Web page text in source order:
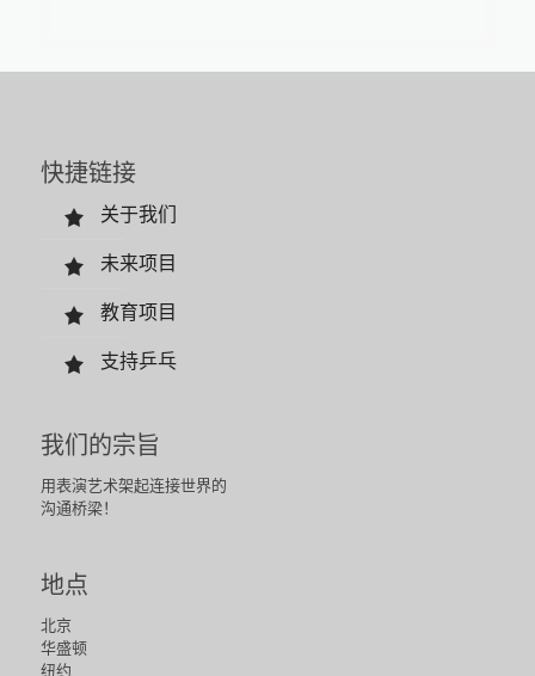
快捷链接
关于我们
未来项目
教育项目
支持乒乓
我们的宗旨
用表演艺术架起连接世界的
沟通桥梁！
地点
北京
华盛顿
纽约